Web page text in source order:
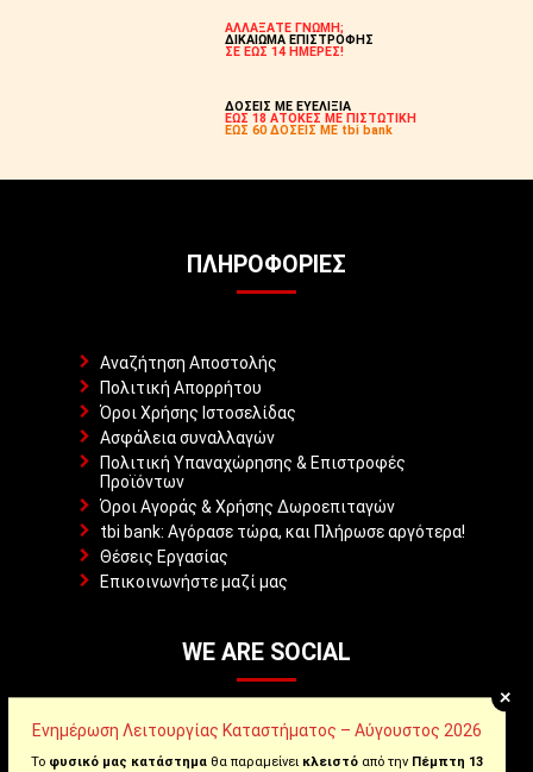
ΑΛΛΑΞΑΤΕ ΓΝΩΜΗ;
ΔΙΚΑΙΩΜΑ ΕΠΙΣΤΡΟΦΗΣ
ΣΕ ΕΩΣ 14 ΗΜΕΡΕΣ!
ΔΟΣΕΙΣ ΜΕ ΕΥΕΛΙΞΙΑ
ΕΩΣ 18 ΑΤΟΚΕΣ ΜΕ ΠΙΣΤΩΤΙΚΗ
ΕΩΣ 60 ΔΟΣΕΙΣ ΜΕ tbi bank
ΠΛΗΡΟΦΟΡΊΕΣ
Αναζήτηση Αποστολής
Πολιτική Απορρήτου
Όροι Χρήσης Ιστοσελίδας
Ασφάλεια συναλλαγών
Πολιτική Υπαναχώρησης & Επιστροφές
Προϊόντων
Όροι Αγοράς & Χρήσης Δωροεπιταγών
tbi bank: Αγόρασε τώρα, και Πλήρωσε αργότερα!
Θέσεις Εργασίας
Επικοινωνήστε μαζί μας
WE ARE SOCIAL
Facebook
+
Ενημέρωση Λειτουργίας Καταστήματος – Αύγουστος 2026
Το φυσικό μας κατάστημα θα παραμείνει κλειστό από την Πέμπτη 13